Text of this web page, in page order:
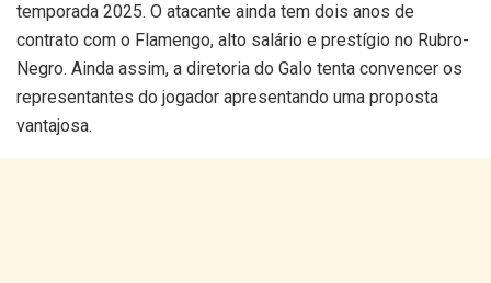
temporada 2025. O atacante ainda tem dois anos de
contrato com o Flamengo, alto salário e prestígio no Rubro-
Negro. Ainda assim, a diretoria do Galo tenta convencer os
representantes do jogador apresentando uma proposta
vantajosa.